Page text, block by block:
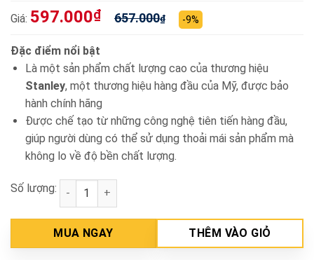
Giá: 597.000₫ 657.000₫ -9%
Đặc điểm nổi bật
Là một sản phẩm chất lượng cao của thương hiệu
Stanley, một thương hiệu hàng đầu của Mỹ, được bảo
hành chính hãng
Được chế tạo từ những công nghệ tiên tiến hàng đầu,
giúp người dùng có thể sử dụng thoải mái sản phẩm mà
không lo về độ bền chất lượng.
Số lượng: Bấm kim ghim Stanley TR150 số lượng
MUA NGAY THÊM VÀO GIỎ